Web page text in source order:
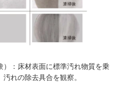
：床材表面に標準汚れ物質を乗
れの除去具合を観察。